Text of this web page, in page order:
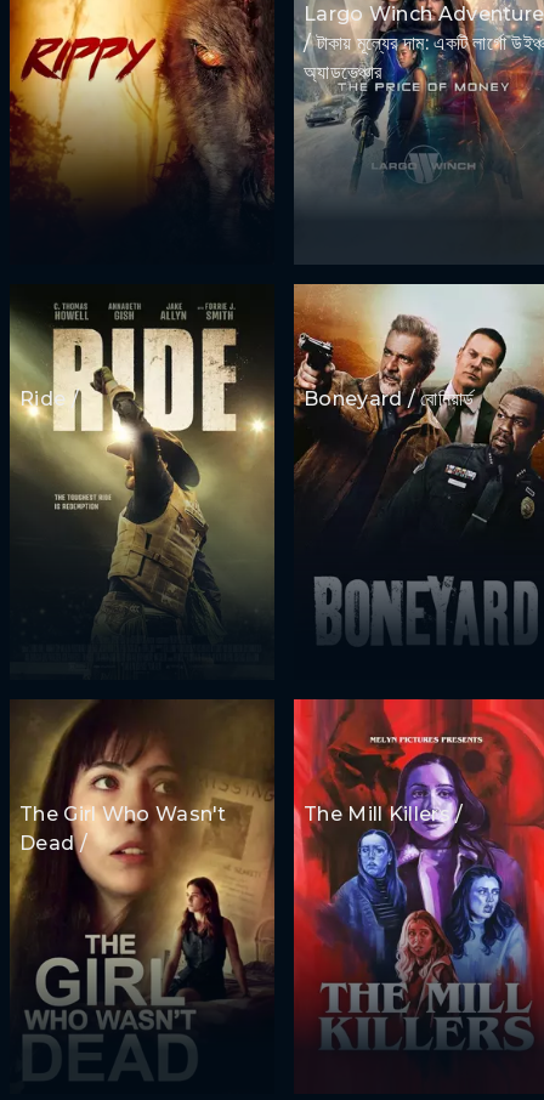
Largo Winch Adventure
/ টাকায় মূল্যের দাম: একটি লার্গো
অ্যাডভেঞ্চার
Ride / Boneyard / বোনিয়ার্ড
The Girl Who Wasn't
Dead /
The Mill Killers /